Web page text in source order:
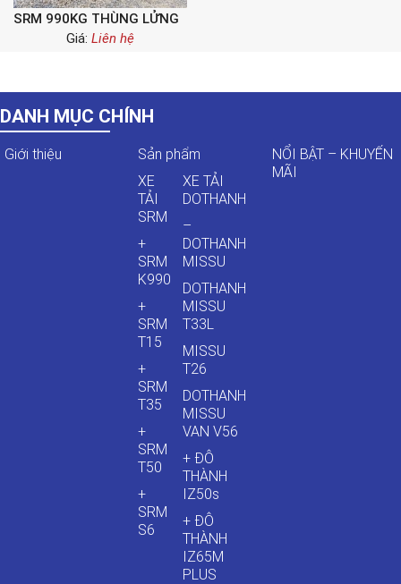
SRM 990KG THÙNG LỬNG
Giá: Liên hệ
DANH MỤC CHÍNH
Giới thiệu
Sản phẩm
XE
TẢI
SRM
+
SRM
K990
+
SRM
T15
+
SRM
T35
+
SRM
T50
+
SRM
S6
XE TẢI
DOTHANH
–
DOTHANH
MISSU
DOTHANH
MISSU
T33L
MISSU
T26
DOTHANH
MISSU
VAN V56
+ ĐÔ
THÀNH
IZ50s
+ ĐÔ
THÀNH
IZ65M
PLUS
NỔI BẬT – KHUYẾN
MÃI